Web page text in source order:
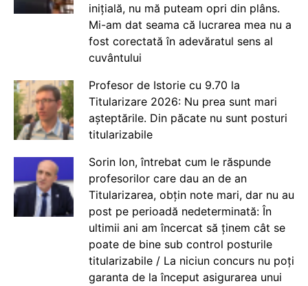
inițială, nu mă puteam opri din plâns.
Mi-am dat seama că lucrarea mea nu a
fost corectată în adevăratul sens al
cuvântului
Profesor de Istorie cu 9.70 la
Titularizare 2026: Nu prea sunt mari
așteptările. Din păcate nu sunt posturi
titularizabile
Sorin Ion, întrebat cum le răspunde
profesorilor care dau an de an
Titularizarea, obțin note mari, dar nu au
post pe perioadă nedeterminată: În
ultimii ani am încercat să ținem cât se
poate de bine sub control posturile
titularizabile / La niciun concurs nu poți
garanta de la început asigurarea unui